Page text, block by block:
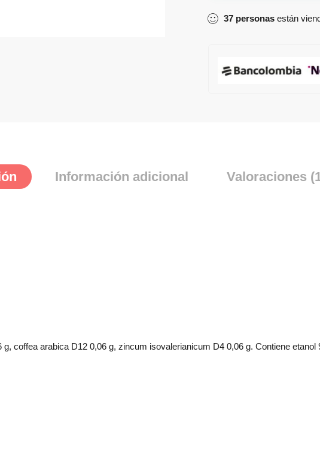
37 personas están
Información adicional Valoraciones
coffea arabica D12 0,06 g, zincum isovalerianicum D4 0,06 g. Contiene